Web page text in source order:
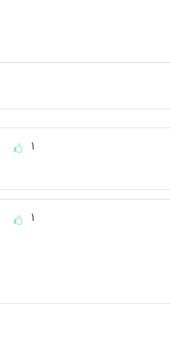
1
1